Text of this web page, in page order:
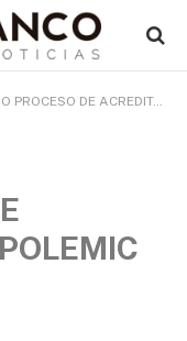
DE ACREDITACIONES POLEMIC SURFBEATS